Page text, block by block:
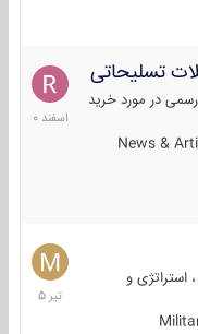
تسلیحاتی
در مورد خرید
News &
7
اسفند
1400
و
27
تیر
1405